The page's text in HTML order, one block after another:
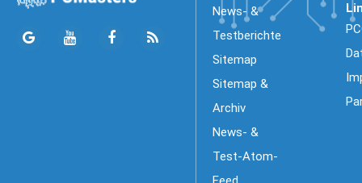
News- &
Testberichte
Sitemap
Sitemap &
Archiv
News- &
Test-Atom-